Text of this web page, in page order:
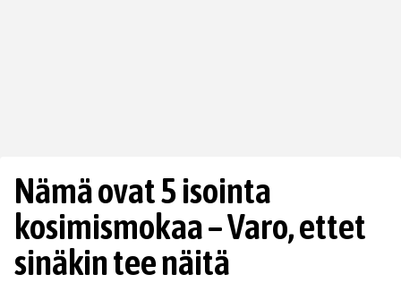
Nämä ovat 5 isointa
kosimismokaa – Varo, ettet
sinäkin tee näitä